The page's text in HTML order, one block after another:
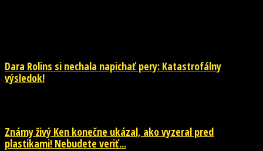
Dara Rolins si nechala napichať pery: Katastrofálny
výsledok!
Známy živý Ken konečne ukázal, ako vyzeral pred
plastikami! Nebudete veriť...